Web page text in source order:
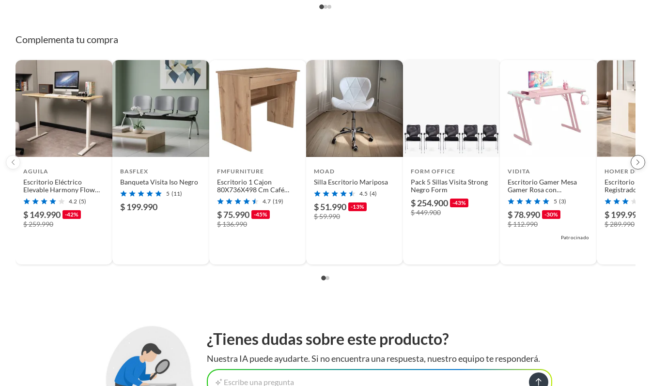
Complementa tu compra
AGUILA
Escritorio Eléctrico
Elevable Harmony Flow
140 cm - Arce y Blanco
4.2 (5)
$ 149.990 -42%
$ 259.990
BASFLEX
Banqueta Visita Iso Negro
5 (11)
$ 199.990
FMFURNITURE
Escritorio 1 Cajon
80X736X498 Cm Café
Claro
4.7 (19)
$ 75.990 -45%
$ 136.990
MOAD
Silla Escritorio Mariposa
4.5 (4)
$ 51.990 -13%
$ 59.990
FORM OFFICE
Pack 5 Sillas Visita Strong
Negro Form
$ 254.900 -43%
$ 449.900
VIDITA
Escritorio Gamer Mesa
Gamer Rosa con
Iluminación RGB 120cm
Videojuego
5 (3)
$ 78.990 -30%
$ 112.990
Patrocinado
HOMER
Escritorio Caja
Registradora
Recepción
$ 199.990
$ 289.990
¿Tienes dudas sobre este producto?
Nuestra IA puede ayudarte. Si no encuentra una respuesta, nuestro equipo te responderá.
Escribe una pregunta